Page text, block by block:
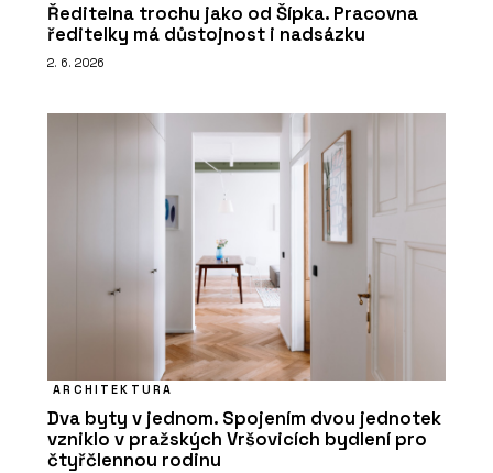
Ředitelna trochu jako od Šípka. Pracovna
ředitelky má důstojnost i nadsázku
2. 6. 2026
ARCHITEKTURA
Dva byty v jednom. Spojením dvou jednotek
vzniklo v pražských Vršovicích bydlení pro
čtyřčlennou rodinu